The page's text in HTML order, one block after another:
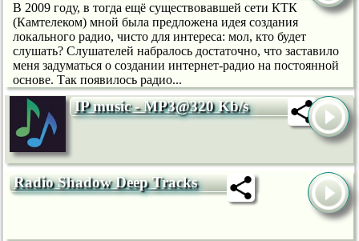
В 2009 году, в тогда ещё существовавшей сети КТК
(Камтелеком) мной была предложена идея создания
локального радио, чисто для интереса: мол, кто будет
слушать? Слушателей набралось достаточно, что заставило
меня задуматься о создании интернет-радио на постоянной
основе. Так появилось радио...
IP music - MP3@320 Kb/s
Radio Shadow Deep Tracks